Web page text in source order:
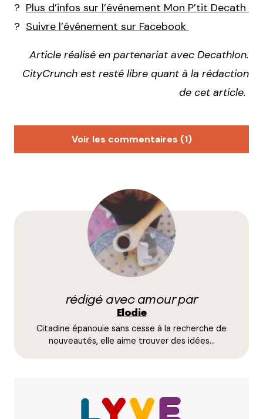
? Plus d’infos sur l’événement Mon P’tit Decath
? Suivre l’événement sur Facebook
Article réalisé en partenariat avec Decathlon.
CityCrunch est resté libre quant à la rédaction
de cet article.
Voir les commentaires (1)
Très bien, mais… est-ce que l’accès à la plage est
également gratuit ?
champs obligatoires sont indiqués avec
Prévenez-moi de tous les nouveaux commentaires
par e-mail.
rédigé avec amour par
Elodie
Citadine épanouie sans cesse à la recherche de
nouveautés, elle aime trouver des idées…